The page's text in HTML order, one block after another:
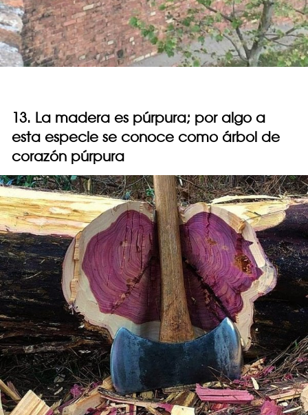
13. La madera es púrpura; por algo a
esta especie se conoce como árbol de
corazón púrpura